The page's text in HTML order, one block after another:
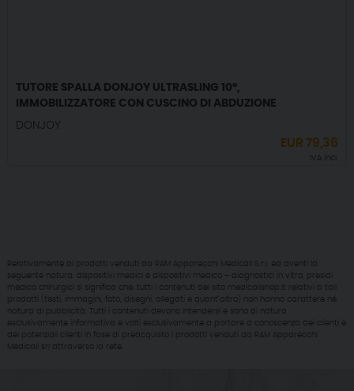
TUTORE SPALLA DONJOY ULTRASLING 10°,
IMMOBILIZZATORE CON CUSCINO DI ABDUZIONE
DONJOY
EUR79,36
IVA incl.
Relativamente ai prodotti venduti da RAM Apparecchi Medicali S.r.l. ed aventi la
seguente natura: dispositivi medici e dispositivi medico – diagnostici in vitro, presidi
medico chirurgici si significa che: tutti i contenuti del sito medicalishop.it relativi a tali
prodotti (testi, immagini, foto, disegni, allegati e quant’altro) non hanno carattere né
natura di pubblicità. Tutti i contenuti devono intendersi e sono di natura
esclusivamente informativa e volti esclusivamente a portare a conoscenza dei clienti e
dei potenziali clienti in fase di preacquisto i prodotti venduti da RAM Apparecchi
Medicali srl attraverso la rete.